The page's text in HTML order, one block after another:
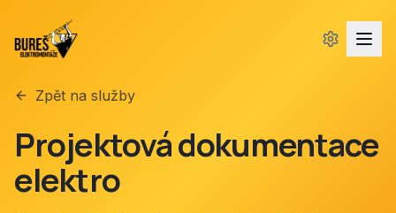
Zpět na služby
Projektová dokumentace
elektro